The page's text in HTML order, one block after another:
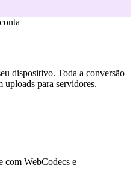
dispositivo. Toda a conversão
para servidores.
com WebCodecs e